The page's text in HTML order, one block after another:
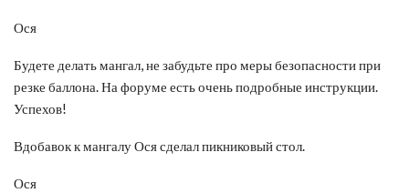
Ося
Будете делать мангал, не забудьте про меры безопасности при
резке баллона. На форуме есть очень подробные инструкции.
Успехов!
Вдобавок к мангалу Ося сделал пикниковый стол.
Ося